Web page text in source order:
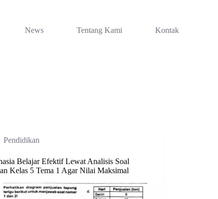
News Tentang Kami Kontak
Pendidikan
Belajar Efektif Lewat Analisis Soal
Kelas 5 Tema 1 Agar Nilai Maksimal